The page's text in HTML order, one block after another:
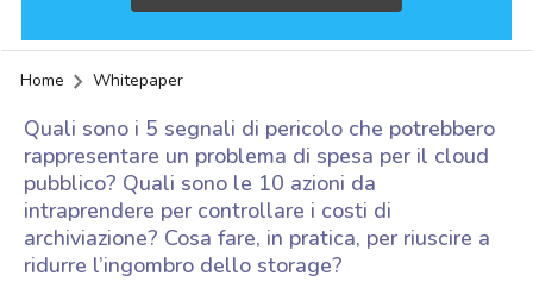
Home Whitepaper
Quali sono i 5 segnali di pericolo che potrebbero
rappresentare un problema di spesa per il cloud
pubblico? Quali sono le 10 azioni da
intraprendere per controllare i costi di
archiviazione? Cosa fare, in pratica, per riuscire a
ridurre l’ingombro dello storage?